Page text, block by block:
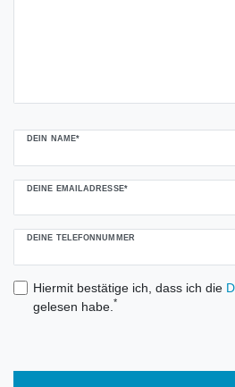
DEIN NAME*
DEINE EMAILADRESSE*
DEINE TELEFONNUMMER
Hiermit bestätige ich, dass ich die
gelesen habe. *